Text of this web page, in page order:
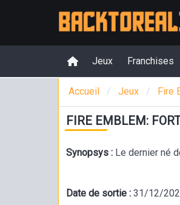
Jeux Franchises
Accueil Jeux Fire
FIRE EMBLEM:
Synopsys : Le dernier né
Date de sortie : 31/12/